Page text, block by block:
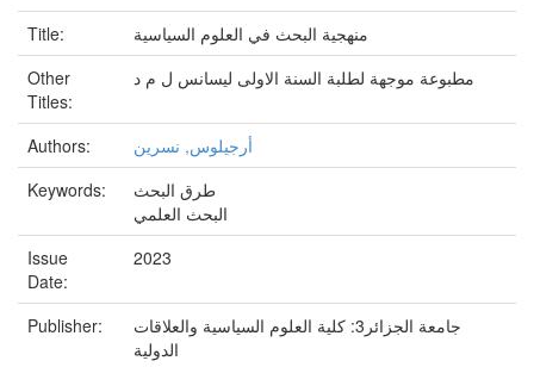
Title:
منهجية البحث في العلوم السياسية
Other
Titles:
مطبوعة موجهة لطلبة السنة الاولى ليسانس ل م د
Authors:
أرجيلوس, نسرين
Keywords:
طرق البحث
البحث العلمي
Issue
Date:
2023
Publisher:
جامعة الجزائر3: كلية العلوم السياسية والعلاقات
الدولية